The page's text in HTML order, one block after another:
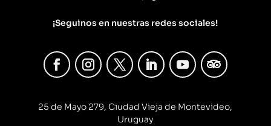
¡Seguinos en nuestras redes sociales!
25 de Mayo 279, Ciudad Vieja de Montevideo,
Uruguay